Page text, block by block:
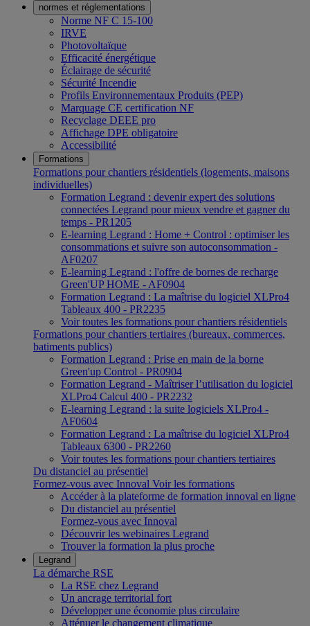
normes et réglementations
Norme NF C 15-100
IRVE
Photovoltaïque
Efficacité énergétique
Éclairage de sécurité
Sécurité Incendie
Profils Environnementaux Produits (PEP)
Marquage CE certification NF
Recyclage DEEE pro
Affichage DPE obligatoire
Accessibilité
Formations
Formations pour chantiers résidentiels (logements, maisons
individuelles)
Formation Legrand : devenir expert des solutions
connectées Legrand pour mieux vendre et gagner du
temps - PR1205
E-learning Legrand : Home + Control : optimiser les
consommations et suivre son autoconsommation -
AF0207
E-learning Legrand : l'offre de bornes de recharge
Green'UP HOME - AF0904
Formation Legrand : La maîtrise du logiciel XLPro4
Tableaux 400 - PR2235
Voir toutes les formations pour chantiers résidentiels
Formations pour chantiers tertiaires (bureaux, commerces,
batiments publics)
Formation Legrand : Prise en main de la borne
Green'up Control - PR0904
Formation Legrand - Maîtriser l’utilisation du logiciel
XLPro4 Calcul 400 - PR2232
E-learning Legrand : la suite logiciels XLPro4 -
AF0604
Formation Legrand : La maîtrise du logiciel XLPro4
Tableaux 6300 - PR2260
Voir toutes les formations pour chantiers tertiaires
Du distanciel au présentiel
Formez-vous avec Innoval Voir les formations
Accéder à la plateforme de formation innoval en ligne
Du distanciel au présentiel
Formez-vous avec Innoval
Découvrir les webinaires Legrand
Trouver la formation la plus proche
Legrand
La démarche RSE
La RSE chez Legrand
Un ancrage territorial fort
Développer une économie plus circulaire
Atténuer le changement climatique